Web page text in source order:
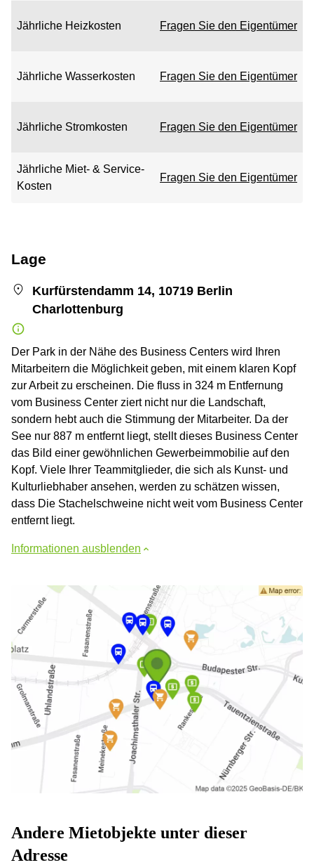
Jährliche Heizkosten Fragen Sie den Eigentümer
Jährliche Wasserkosten Fragen Sie den Eigentümer
Jährliche Stromkosten Fragen Sie den Eigentümer
Jährliche Miet- & Service-
Kosten
Fragen Sie den Eigentümer
Lage
Kurfürstendamm 14, 10719 Berlin
Charlottenburg
Der Park in der Nähe des Business Centers wird Ihren
Mitarbeitern die Möglichkeit geben, mit einem klaren Kopf
zur Arbeit zu erscheinen. Die fluss in 324 m Entfernung
vom Business Center ziert nicht nur die Landschaft,
sondern hebt auch die Stimmung der Mitarbeiter. Da der
See nur 887 m entfernt liegt, stellt dieses Business Center
das Bild einer gewöhnlichen Gewerbeimmobilie auf den
Kopf. Viele Ihrer Teammitglieder, die sich als Kunst- und
Kulturliebhaber ansehen, werden zu schätzen wissen,
dass Die Stachelschweine nicht weit vom Business Center
entfernt liegt.
Informationen ausblenden
Andere Mietobjekte unter dieser
Adresse